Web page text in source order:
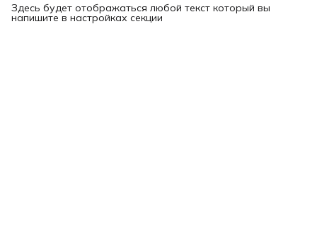
Здесь будет отображаться любой текст который вы
напишите в настройках секции